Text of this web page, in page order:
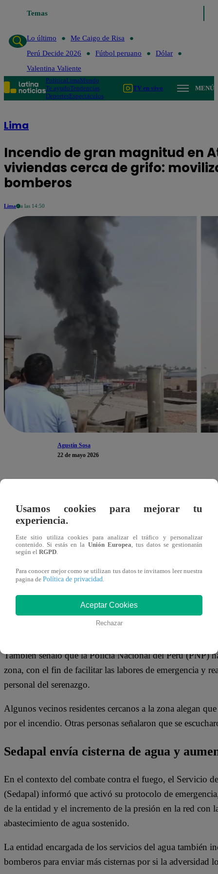
Temas
Lo último
Me Caigo de Risa
Perú Decide 2026
Fútbol peruano
Dólar
Valentina Valiente
PolíticaLimaMundo
Te ayudoTendencias
DeportesEspectáculos
TV en vivo MENÚ
Lima
Incendio de gran magnitud en
viviendas cerca de grifo:
bomberos
Lima a las 14:50
Agustín Sosa
22 de mayo 2026
la calle San Carlos del distrito de Ate, a la altura de la
una fábrica de la zona
autos.
Cuerpo General de Bomberos Voluntarios del Perú
incendio se habría producido en un depósito de
encuentra controlado y perimetrado.
Debido a la gravedad del asunto, el
También señaló que la Policía Nacional del Perú (PNP)
zona, con el fin de facilitar las labores de emergencia y
personal del serenazgo.
Algunos vecinos residentes cercanos a la zona alegan
por el incendio. Otras personas señalaron que se
Sedapal envía cisterna de agua y
En el contexto del combate contra el fuego, el Servicio
(Sedapal) informó que activó su protocolo de
de la entidad y el incremento de la presión en la red con
abastecimiento de agua sostenido.
La entidad encargada de los servicios del agua también
bomberos para enviar más cisternas por si la adversidad
Usamos cookies para mejorar tu
experiencia.
Este sitio utiliza cookies para analizar el tráfico y personalizar
contenido. Si estás en la Unión Europea, tus datos se gestionarán
según el RGPD.
Para conocer mejor como se utilizan tus datos te invitamos leer nuestra
pagina de Política de privacidad.
Aceptar Cookies
Rechazar